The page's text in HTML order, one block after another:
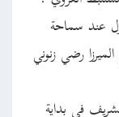
عند سماحة
رضي زنوني
في بداية